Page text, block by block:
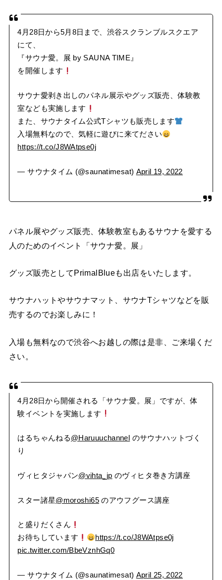
4月28日から5月8日まで、渋谷スクランブルスクエア
にて、
『サウナ愛。展 by SAUNA TIME』
を開催します
サウナ愛剥き出しのパネル展示やグッズ販売、体験教
室なども実施します
また、サウナタイム公式Tシャツも販売します
入場無料なので、気軽に遊びに来てださい
https://t.co/J8WAtpse0j
— サウナタイム (@saunatimesat) April 19, 2022
パネル展やグッズ販売、体験教室もあるサウナを愛する
人のためのイベント「サウナ愛。展」
グッズ販売としてPrimalBlueも出店をいたします。
サウナハットやサウナマット、サウナTシャツなどを販
売するのでお楽しみに！
入場も無料なので渋谷へお越しの際は是非、ご来場くだ
さい。
4月28日から開催される「サウナ愛。展」ですが、体
験イベントを実施します
はるちゃんねる@Haruuuchannel のサウナハットづく
り
ヴィヒタジャパン@vihta_jp のヴィヒタ巻き方講座
スター諸星@moroshi65のアウフグース講座
と盛りだくさん
お待ちしています
https://t.co/J8WAtpse0j
pic.twitter.com/BbeVznhGq0
— サウナタイム (@saunatimesat) April 25, 2022